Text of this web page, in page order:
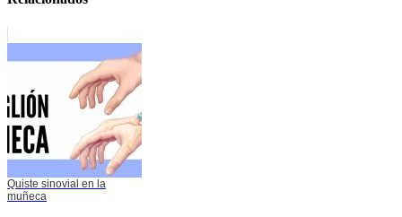
Quiste sinovial en la
muñeca